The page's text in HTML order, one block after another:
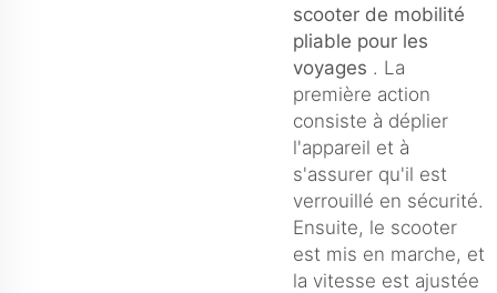
scooter de mobilité
pliable pour les
voyages . La
première action
consiste à déplier
l'appareil et à
s'assurer qu'il est
verrouillé en sécurité.
Ensuite, le scooter
est mis en marche, et
la vitesse est ajustée